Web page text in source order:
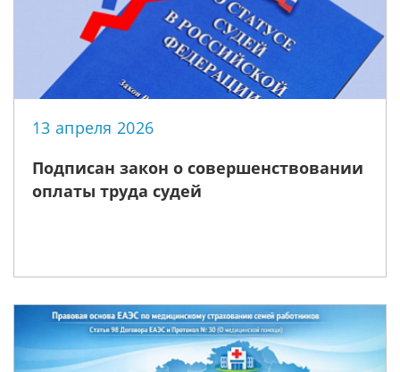
13 апреля 2026
Подписан закон о совершенствовании
оплаты труда судей